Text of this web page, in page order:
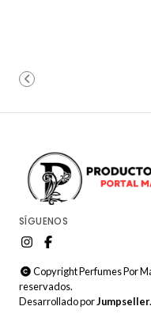
SÍGUENOS
Copyright Perfumes Por
reservados.
Desarrollado porJumpseller.